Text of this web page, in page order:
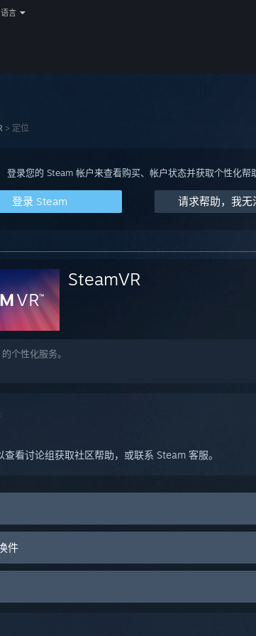
语言
> 定位
登录您的 Steam 帐户来查看购买、帐户状态并获取个性化帮
登录 Steam 请求帮助，我无
SteamVR
个性化服务。
看讨论组获取社区帮助，或联系 Steam 客服。
件